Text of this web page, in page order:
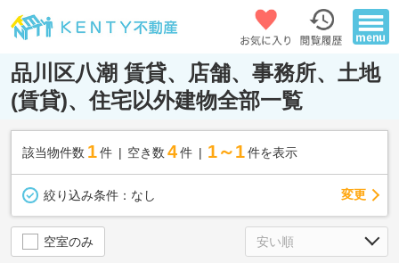
品川区八潮 賃貸、店舗、事務所、土地
(賃貸)、住宅以外建物全部一覧
該当物件数 1件 空き数 4 件 1～1 件を表示
絞り込み条件： なし 変更
空室のみ